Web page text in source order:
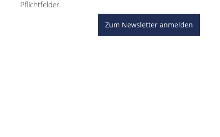
Pflichtfelder.
Zum Newsletter anmelden